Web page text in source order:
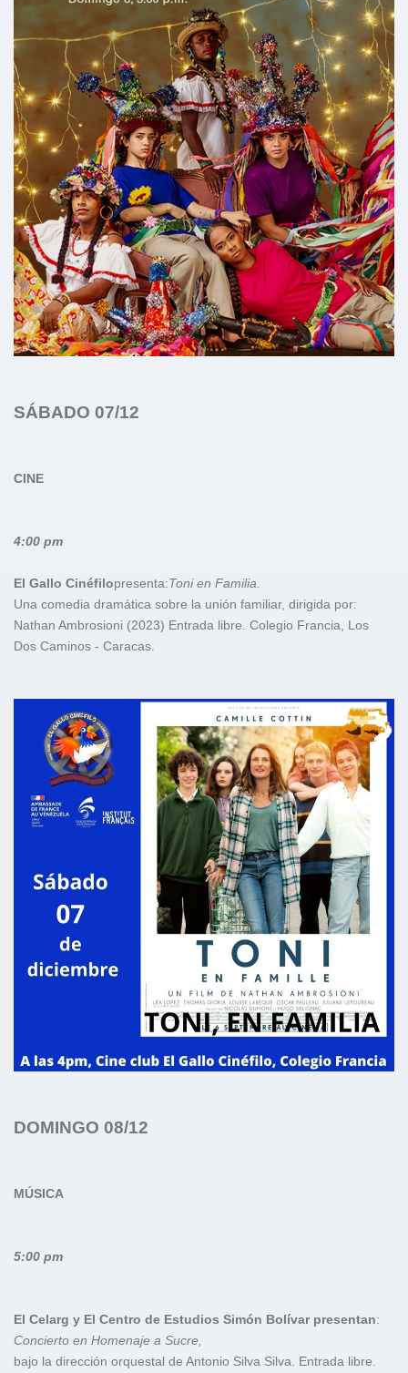
SÁBADO 07/12
CINE
4:00 pm
El Gallo Cinéfilopresenta:Toni en Familia.
Una comedia dramática sobre la unión familiar, dirigida por:
Nathan Ambrosioni (2023) Entrada libre. Colegio Francia, Los
Dos Caminos - Caracas.
DOMINGO 08/12
MÚSICA
5:00 pm
El Celarg y El Centro de Estudios Simón Bolívar presentan:
Concierto en Homenaje a Sucre,
bajo la dirección orquestal de Antonio Silva Silva. Entrada libre.